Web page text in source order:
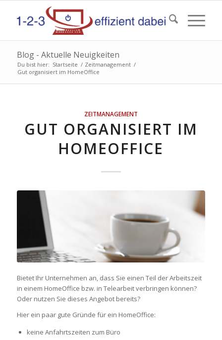
Blog - Aktuelle Neuigkeiten
Du bist hier: Startseite / Zeitmanagement /
Gut organisiert im HomeOffice
ZEITMANAGEMENT
GUT ORGANISIERT IM
HOMEOFFICE
Bietet Ihr Unternehmen an, dass Sie einen Teil der Arbeitszeit
in einem HomeOffice bzw. in Telearbeit verbringen können?
Oder nutzen Sie dieses Angebot bereits?
Hier ein paar gute Gründe für ein HomeOffice:
keine Anfahrtszeiten zum Büro